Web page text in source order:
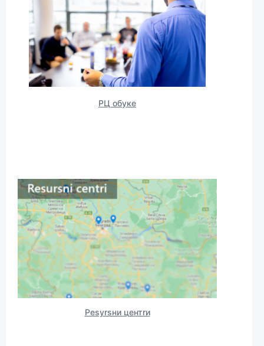
РЦ обукe
Рesуrsни цeнтrи